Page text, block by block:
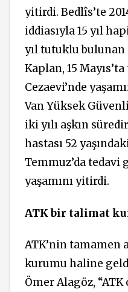
yitirdi. Bedlîs’te
iddiasıyla 15 yıl
yıl tutuklu bulunan
Kaplan, 15
Cezaevi’nde
Van Yüksek
iki yılı aşkın
hastası 52
Temmuz’da tedavi
yaşamını yitirdi.
ATK bir talimat
ATK’nin tamamen
kurumu haline
Ömer Alagöz,